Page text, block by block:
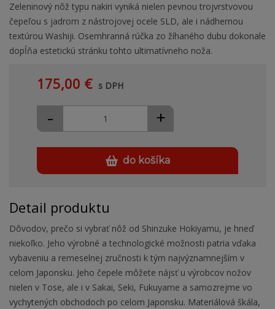
Zeleninový nôž typu nakiri vyniká nielen pevnou trojvrstvovou
čepeľou s jadrom z nástrojovej ocele SLD, ale i nádhernou
textúrou Washiji. Osemhranná rúčka zo žíhaného dubu dokonale
dopĺňa estetickú stránku tohto ultimatívneho noža.
175,00 € s DPH
+
-
do košíka
Detail produktu
Dôvodov, prečo si vybrať nôž od Shinzuke Hokiyamu, je hneď
niekoľko. Jeho výrobné a technologické možnosti patria vďaka
vybaveniu a remeselnej zručnosti k tým najvýznamnejším v
celom Japonsku. Jeho čepele môžete nájsť u výrobcov nožov
nielen v Tose, ale i v Sakai, Seki, Fukuyame a samozrejme vo
vychytených obchodoch po celom Japonsku. Materiálová škála,